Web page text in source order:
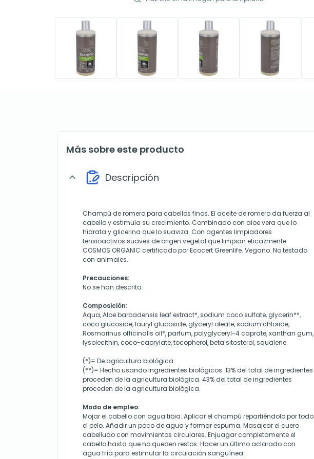
Más sobre este producto
expand_more Descripción
Champú de romero para cabellos finos. El aceite de romero da fuerza al
cabello y estimula su crecimiento. Combinado con aloe vera que lo
hidrata y glicerina que lo suaviza. Con agentes limpiadores
tensioactivos suaves de origen vegetal que limpian eficazmente.
COSMOS ORGANIC certificado por Ecocert Greenlife. Vegano. No testado
con animales.
Precauciones:
No se han descrito.
Composición:
Aqua, Aloe barbadensis leaf extract*, sodium coco sulfate, glycerin**,
coco glucoside, lauryl glucoside, glyceryl oleate, sodium chloride,
Rosmarinus officinalis oil*, parfum, polyglyceryl-4 caprate, xanthan gum,
lysolecithin, coco-caprylate, tocopherol, beta sitosterol, squalene.
(*)= De agricultura biológica.
(**)= Hecho usando ingredientes biológicos. 13% del total de ingredientes
proceden de la agricultura biológica. 43% del total de ingredientes
proceden de la agricultura biológica.
Modo de empleo:
Mojar el cabello con agua tibia. Aplicar el champú repartiéndolo por todo
el pelo. Añadir un poco de agua y formar espuma. Masajear el cuero
cabelludo con movimientos circulares. Enjuagar completamente el
cabello hasta que no queden restos. Hacer un último aclarado con
agua fría para estimular la circulación sanguínea.